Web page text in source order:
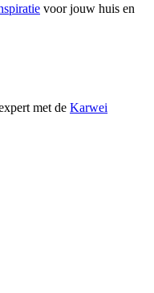
voor jouw huis en
met de Karwei